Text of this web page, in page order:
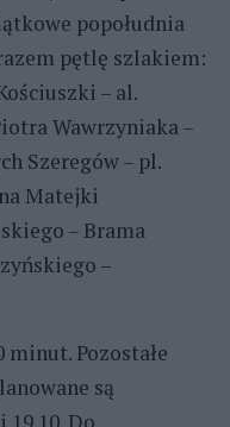
popołudnia
pętlę szlakiem:
– al.
Wawrzyniaka –
Szeregów – pl.
Matejki
– Brama
–
minut. Pozostałe
są
19.10. Do